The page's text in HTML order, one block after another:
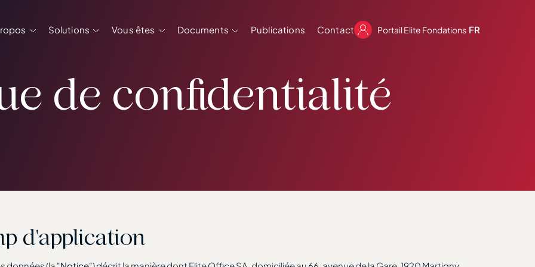
navigation
Solutions Vous êtes Documents Publications Contact Portail Elite Fondations FR
de confidentialité
d'application